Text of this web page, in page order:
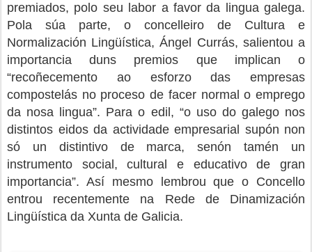
premiados, polo seu labor a favor da lingua galega.
Pola súa parte, o concelleiro de Cultura e
Normalización Lingüística, Ángel Currás, salientou a
importancia duns premios que implican o
“recoñecemento ao esforzo das empresas
compostelás no proceso de facer normal o emprego
da nosa lingua”. Para o edil, “o uso do galego nos
distintos eidos da actividade empresarial supón non
só un distintivo de marca, senón tamén un
instrumento social, cultural e educativo de gran
importancia”. Así mesmo lembrou que o Concello
entrou recentemente na Rede de Dinamización
Lingüística da Xunta de Galicia.